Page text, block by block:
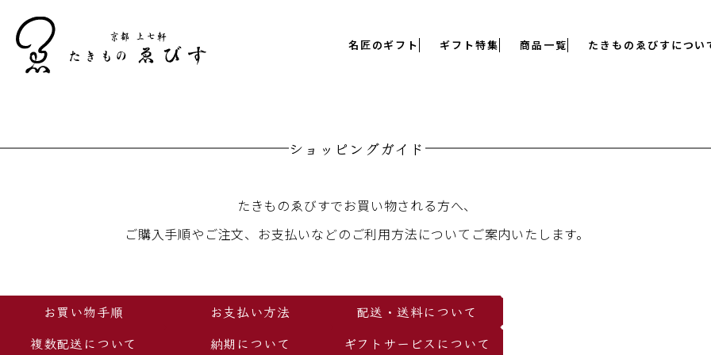
名匠のギフト ギフト特集 商品一覧 たきものゑびすについ
ショッピングガイド
たきものゑびすでお買い物される方へ、
ご購入手順やご注文、お支払いなどのご利用方法についてご案内いたします。
お買い物手順 お支払い方法
配送・送料について
複数配送について
納期について ギフトサービスについて